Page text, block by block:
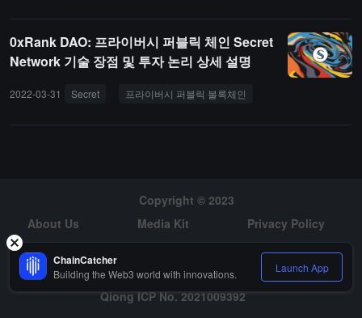
0xRank DAO: 프라이버시 퍼블릭 체인 Secret
Network 기술 장점 및 투자 논리 상세 설명
2022-03-31 Secret 프라이버시 퍼블릭 블록체인
Copyright © 2023
About Us
Media Kit
Privacy Policy
Risk Warning
Hiring
Qiong ICP No. 2021009392
ChainCatcher
Building the Web3 world with innovations. Launch App